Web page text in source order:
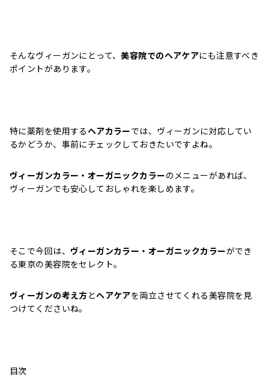
そんなヴィーガンにとって、美容院でのヘアケアにも注意すべき
ポイントがあります。
特に薬剤を使用するヘアカラーでは、ヴィーガンに対応してい
るかどうか、事前にチェックしておきたいですよね。
ヴィーガンカラー・オーガニックカラーのメニューがあれば、
ヴィーガンでも安心しておしゃれを楽しめます。
そこで今回は、 ヴィーガンカラー・オーガニックカラーができ
る東京の美容院をセレクト。
ヴィーガンの考え方とヘアケアを両立させてくれる美容院を見
つけてくださいね。
目次